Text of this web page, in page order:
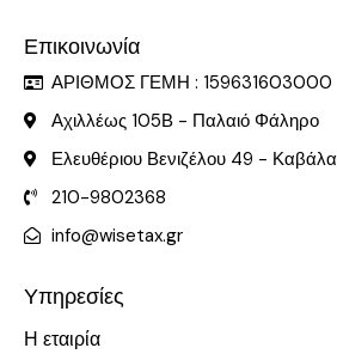
Επικοινωνία
ΑΡΙΘΜΟΣ ΓΕΜΗ : 159631603000
Αχιλλέως 105Β - Παλαιό Φάληρο
Ελευθέριου Βενιζέλου 49 - Καβάλα
210-9802368
info@wisetax.gr
Υπηρεσίες
Η εταιρία